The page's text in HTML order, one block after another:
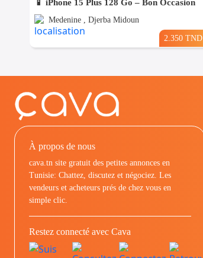
📱 iPhone 15 Plus 128 Go – Bon Occasion
Medenine , Djerba Midoun
2.350 TND
À propos de nous
cava.tn site gratuit des petites annonces en
Tunisie: Chattez, discutez et négociez. Les
vendeurs et acheteurs prés de chez vous en
simple clic.
Restez connecté avec Cava